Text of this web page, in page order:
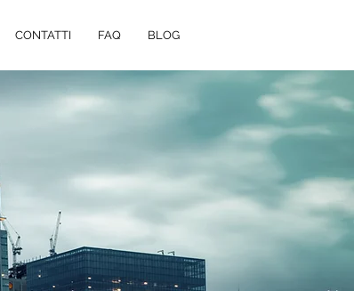
CONTATTI FAQ BLOG